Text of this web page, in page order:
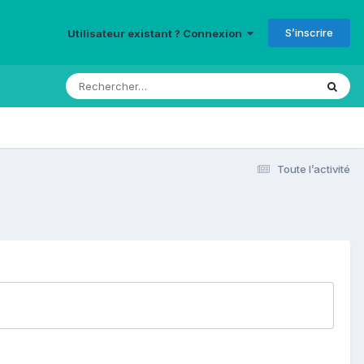
Utilisateur existant ? Connexion S’inscrire
Toute l’activité